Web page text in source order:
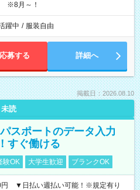
※8月～！
躍中 / 服装自由
応募する 詳細へ
掲載日：2026.08.10
未読
スポートのデータ入力
すぐ働ける
験OK 大学生歓迎 ブランクOK
円 ▼日払い週払い可能！※規定有り